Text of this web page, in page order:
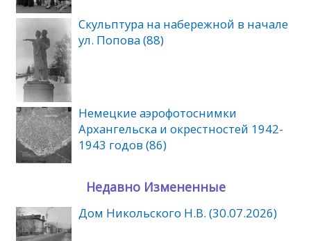
Скульптура на набережной в начале
ул. Попова (88)
Немецкие аэрофотоснимки
Архангельска и окрестностей 1942-
1943 годов (86)
Недавно Измененные
Дом Никольского Н.В. (30.07.2026)